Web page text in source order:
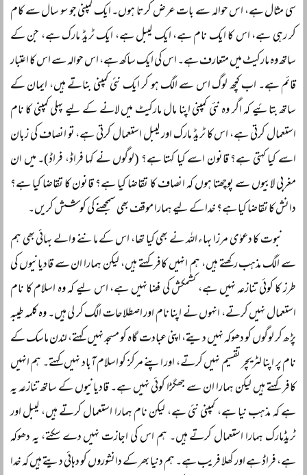
سی مثال ہے، اس حوالہ سے بات عرض کرتا ہوں۔ ایک کمپنی جو سو سال سے کام
کر رہی ہے، اس کا ایک نام ہے، ایک لیبل ہے، ایک ٹریڈ مارک ہے، جن کے
ساتھ وہ مارکیٹ میں متعارف ہے۔ اس کی ایک ساکھ ہے، اس حوالہ سے اس کا اعتبار
قائم ہے۔ اب کچھ لوگ اس سے الگ ہو کر ایک نئی کمپنی بناتے ہیں، ایمان کے
ساتھ بتائیے کہ اگر وہ نئی کمپنی اپنا مال مارکیٹ میں لانے کے لیے پہلی کمپنی کا نام
استعمال کرتی ہے، اس کا ٹریڈ مارک اور لیبل استعمال کرتی ہے، تو انصاف کی زبان
اسے کیا کہتی ہے؟ قانون اسے کیا کہتا ہے؟ (لوگوں نے کہا فراڈ، فراڈ)۔ میں ان
مغربی لابیوں سے پوچھتا ہوں کہ انصاف کا تقاضا کیا ہے؟ قانون کا تقاضا کیا ہے؟
دانش کا تقاضا کیا ہے؟ خدا کے لیے ہمارا موقف بھی سمجھنے کی کوشش کریں۔
نبوت کا دعوٰی مرزا بہاء اللہ نے بھی کیا تھا، اس کے ماننے والے بہائی بھی ہم
سے الگ مذہب رکھتے ہیں، ہم انہیں کافر کہتے ہیں، لیکن ہمارا ان سے قادیانیوں کی
طرز کا کوئی تنازعہ نہیں ہے، کشمکش کی فضا نہیں ہے، اس لیے کہ وہ اسلام کا نام
استعمال نہیں کرتے، انہوں نے اپنا نام اور اصطلاحات الگ کر لی ہیں۔ وہ کلمہ طیبہ
پڑھ کر لوگوں کو دھوکہ نہیں دیتے، اپنی عبادت گاہ کو مسجد نہیں کہتے، لندن ماسک کے
نام پر اپنا لٹریچر تقسیم نہیں کرتے، اور اپنے مرکز کو اسلام آباد نہیں کہتے۔ ہم انہیں
کافر کہتے ہیں لیکن ہمارا ان سے جھگڑا کوئی نہیں ہے۔ قادیانیوں کے ساتھ تنازعہ یہ
ہے کہ مذہب نیا ہے، کمپنی نئی ہے، لیکن نام ہمارا استعمال کرتے ہیں، لیبل اور
ٹریڈمارک ہمارا استعمال کرتے ہیں۔ ہم اس کی اجازت نہیں دے سکتے، یہ دھوکہ
ہے، فراڈ ہے اور کھلا فریب ہے۔ ہم دنیا بھر کے دانشوروں کو دہائی دیتے ہیں کہ خدا